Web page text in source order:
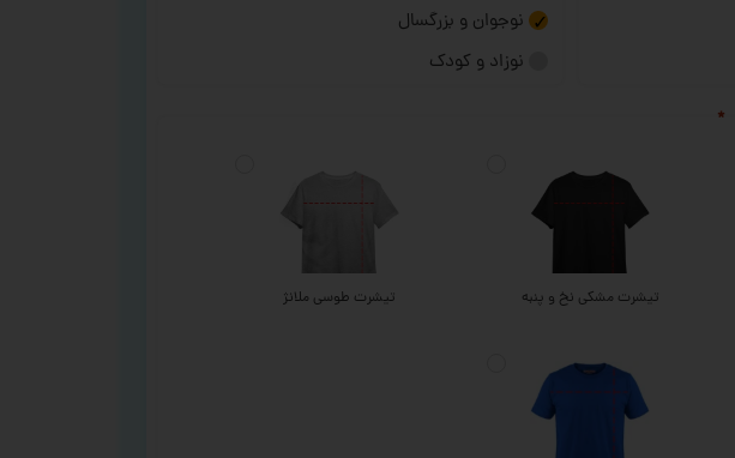
نوجوان و بزرگسال
نوزاد و کودک
*
تیشرت مشکی نخ و پنبه تیشرت طوسی ملانژ